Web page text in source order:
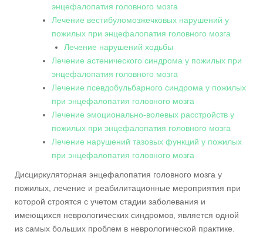
энцефалопатия головного мозга
Лечение вестибуломозжечковых нарушений у
пожилых при энцефалопатия головного мозга
Лечение нарушений ходьбы
Лечение астенического синдрома у пожилых при
энцефалопатия головного мозга
Лечение псевдобульбарного синдрома у пожилых
при энцефалопатия головного мозга
Лечение эмоционально-волевых расстройств у
пожилых при энцефалопатия головного мозга
Лечение нарушений тазовых функций у пожилых
при энцефалопатия головного мозга
Дисциркуляторная энцефалопатия головного мозга у
пожилых, лечение и реабилитационные мероприятия при
которой строятся с учетом стадии заболевания и
имеющихся неврологических синдромов, является одной
из самых больших проблем в неврологической практике.